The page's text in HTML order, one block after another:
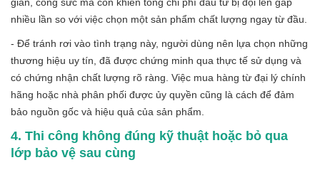
nhiều lần so với việc chọn một sản phẩm chất lượng ngay từ đầu.
- Để tránh rơi vào tình trạng này, người dùng nên lựa chọn những
thương hiệu uy tín, đã được chứng minh qua thực tế sử dụng và
có chứng nhận chất lượng rõ ràng. Việc mua hàng từ đại lý chính
hãng hoặc nhà phân phối được ủy quyền cũng là cách để đảm
bảo nguồn gốc và hiệu quả của sản phẩm.
4. Thi công không đúng kỹ thuật hoặc bỏ qua
lớp bảo vệ sau cùng